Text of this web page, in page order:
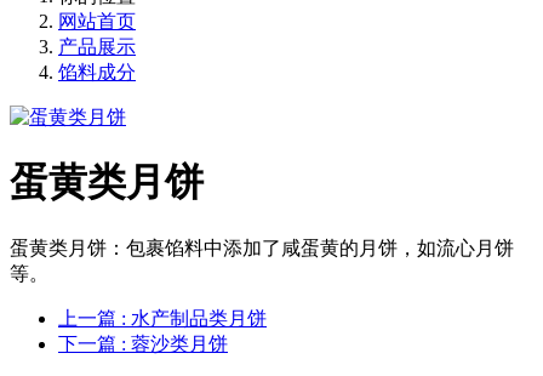
网站首页
产品展示
馅料成分
蛋黄类月饼
蛋黄类月饼：包裹馅料中添加了咸蛋黄的月饼，如流心月饼
等。
上一篇 : 水产制品类月饼
下一篇 : 蓉沙类月饼